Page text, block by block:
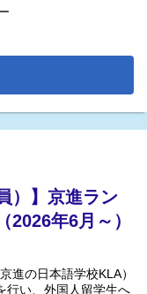
京進の日本語学校
である株式会社京進
学校です。
（関西経営品質協議会
社だから、規律のあ
しあうことで自校だ
とができる
アップの機会を多く
）】京進ラン
年6月～）
進の日本語学校KLA）
行い、外国人留学生へ